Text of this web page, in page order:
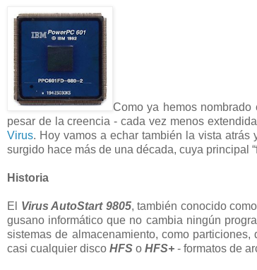
Como ya hemos
pesar de la creencia - cada vez menos
Virus. Hoy vamos a echar también la vista atrás
surgido hace más de una década, cuya principal
Historia
El Virus AutoStart 9805, también conocido
gusano informático que no cambia ningún
sistemas de almacenamiento, como
casi cualquier disco HFS o HFS+ - formatos de